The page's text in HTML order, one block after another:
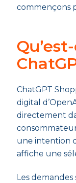
commençons
ChatGPT
digital
directement
une intention
affiche une
Les